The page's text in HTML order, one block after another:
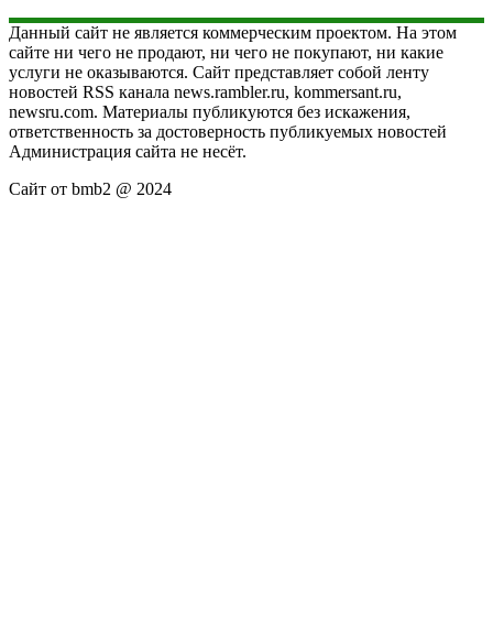
Данный сайт не является коммерческим проектом. На этом
сайте ни чего не продают, ни чего не покупают, ни какие
услуги не оказываются. Сайт представляет собой ленту
новостей RSS канала news.rambler.ru, kommersant.ru,
newsru.com. Материалы публикуются без искажения,
ответственность за достоверность публикуемых новостей
Администрация сайта не несёт.
Сайт от bmb2 @ 2024